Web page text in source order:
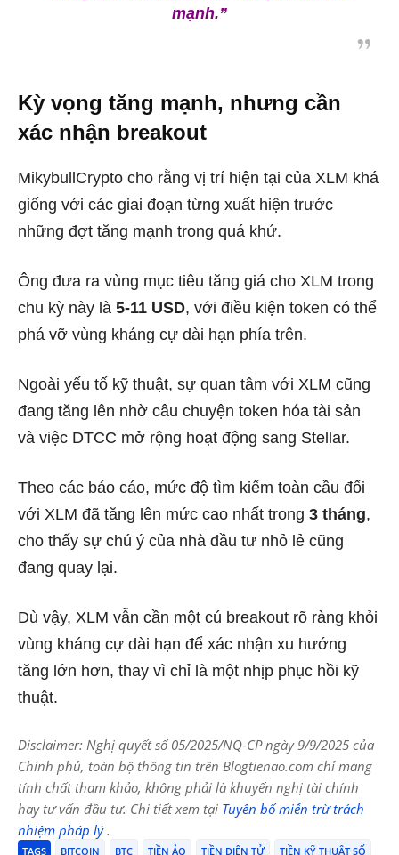
mạnh.”
Kỳ vọng tăng mạnh, nhưng cần
xác nhận breakout
MikybullCrypto cho rằng vị trí hiện tại của XLM khá
giống với các giai đoạn từng xuất hiện trước
những đợt tăng mạnh trong quá khứ.
Ông đưa ra vùng mục tiêu tăng giá cho XLM trong
chu kỳ này là 5-11 USD, với điều kiện token có thể
phá vỡ vùng kháng cự dài hạn phía trên.
Ngoài yếu tố kỹ thuật, sự quan tâm với XLM cũng
đang tăng lên nhờ câu chuyện token hóa tài sản
và việc DTCC mở rộng hoạt động sang Stellar.
Theo các báo cáo, mức độ tìm kiếm toàn cầu đối
với XLM đã tăng lên mức cao nhất trong 3 tháng,
cho thấy sự chú ý của nhà đầu tư nhỏ lẻ cũng
đang quay lại.
Dù vậy, XLM vẫn cần một cú breakout rõ ràng khỏi
vùng kháng cự dài hạn để xác nhận xu hướng
tăng lớn hơn, thay vì chỉ là một nhịp phục hồi kỹ
thuật.
Disclaimer: Nghị quyết số 05/2025/NQ-CP ngày 9/9/2025 của
Chính phủ, toàn bộ thông tin trên Blogtienao.com chỉ mang
tính chất tham khảo, không phải là khuyến nghị tài chính
hay tư vấn đầu tư. Chi tiết xem tại Tuyên bố miễn trừ trách
nhiệm pháp lý.
TAGS BITCOIN BTC TIỀN ẢO TIỀN ĐIỆN TỬ TIỀN KỸ THUẬT SỐ